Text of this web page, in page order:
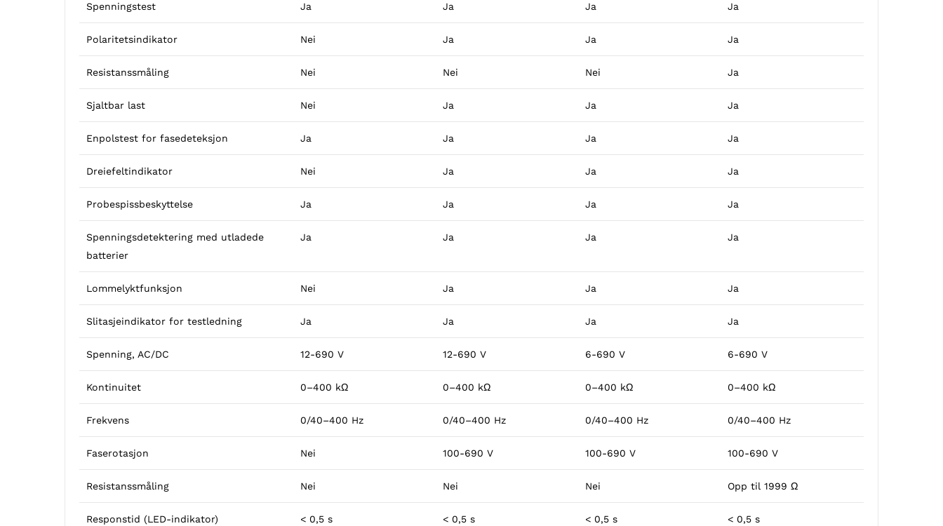
Spenningstest Ja Ja Ja Ja
Polaritetsindikator Nei Ja Ja Ja
Resistanssmåling Nei Nei Nei Ja
Sjaltbar last Nei Ja Ja Ja
Enpolstest for fasedeteksjon Ja Ja Ja Ja
Dreiefeltindikator Nei Ja Ja Ja
Probespissbeskyttelse Ja Ja Ja Ja
Spenningsdetektering med utladede
batterier
Ja Ja Ja Ja
Lommelyktfunksjon Nei Ja Ja Ja
Slitasjeindikator for testledning Ja Ja Ja Ja
Spenning, AC/DC 12-690 V 12-690 V 6-690 V 6-690 V
Kontinuitet 0–400 kΩ 0–400 kΩ 0–400 kΩ 0–400 kΩ
Frekvens 0/40–400 Hz 0/40–400 Hz 0/40–400 Hz 0/40–400 Hz
Faserotasjon Nei 100-690 V 100-690 V 100-690 V
Resistanssmåling Nei Nei Nei Opp til 1999 Ω
Responstid (LED-indikator) < 0,5 s < 0,5 s < 0,5 s < 0,5 s